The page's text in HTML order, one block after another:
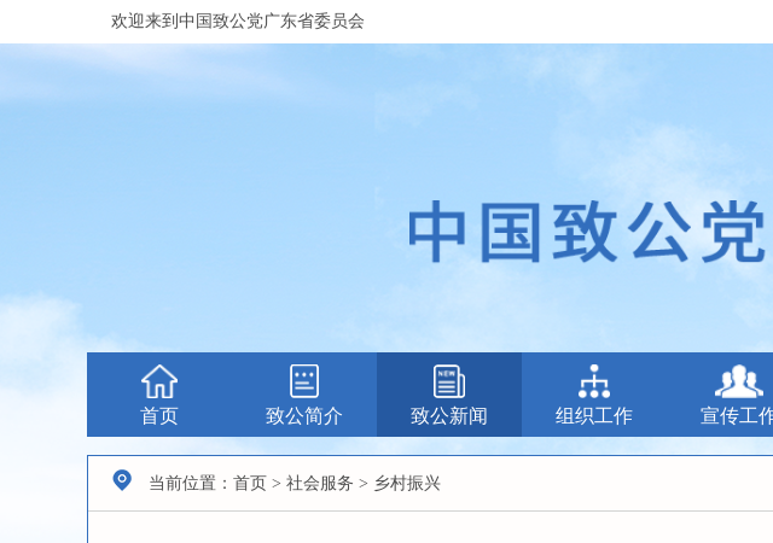
欢迎来到中国致公党广东省委员会
首页 致公简介 致公新闻 组织工作 宣传工
当前位置：首页 > 社会服务 > 乡村振兴